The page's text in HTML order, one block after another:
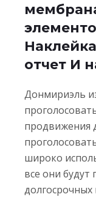
отчет И
Донмириэль
продвижения
широко
все они будут